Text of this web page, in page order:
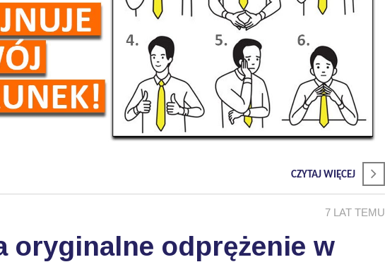
CZYTAJ WIĘCEJ
7 LAT TEMU
oryginalne odprężenie w